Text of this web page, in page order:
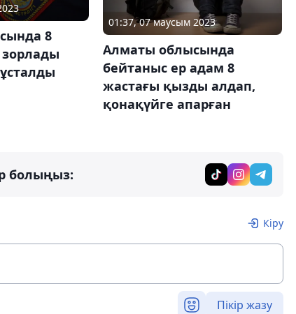
8
01:37, 07 маусым 2023
Алматы облысында
бейтаныс ер адам 8
жастағы қызды алдап,
қонақүйге апарған
болыңыз:
Кіру
Пікір жазу